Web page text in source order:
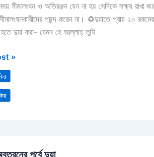
সীমালংঘন ও অতিরঞ্জন যেন না হয় সেদিকে লক্ষ্য রাখা
পছন্দ করেন না। ♻দুয়াতে প্রায় ২০
দুয়া করা- যেমন হে আল্লাহ্‌ তুমি
»
পুর্বে দুয়া